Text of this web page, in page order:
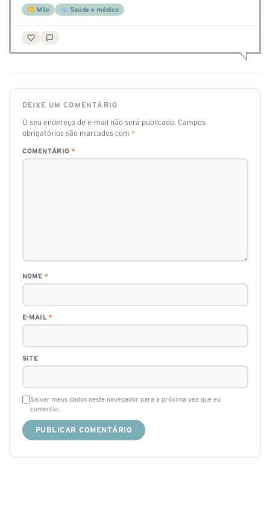
Mãe Saúde e médico
DEIXE UM COMENTÁRIO
O seu endereço de e-mail não será publicado. Campos
obrigatórios são marcados com *
COMENTÁRIO *
NOME *
E-MAIL*
SITE
Salvar meus dados neste navegador para a próxima vez que eu
comentar.